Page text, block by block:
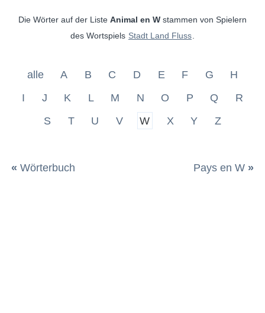
Die Wörter auf der Liste Animal en W stammen von Spielern
des Wortspiels Stadt Land Fluss
alle A B C D E F G
H
I
J K L M N O P Q
R
S
T U V W X Y Z
« Wörterbuch Pays en W »